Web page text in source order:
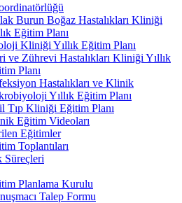
Burun Boğaz Hastalıkları Kliniği
Eğitim Planı
Kliniği Yıllık Eğitim Planı
ve Zührevi Hastalıkları Kliniği Yıllık
Planı
Hastalıkları ve Klinik
Yıllık Eğitim Planı
Tıp Kliniği Eğitim Planı
Eğitim Videoları
Eğitimler
Toplantıları
Süreçleri
Planlama Kurulu
Talep Formu